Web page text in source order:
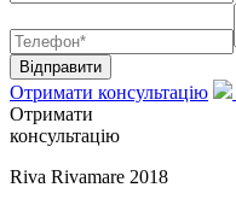
Відправити
Отримати консультацію
Отримати
консультацію
Riva Rivamare 2018